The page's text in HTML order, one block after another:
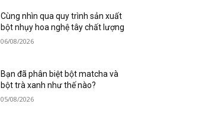
Cùng nhìn qua quy trình sản xuất
bột nhụy hoa nghệ tây chất lượng
06/08/2026
Bạn đã phân biệt bột matcha và
bột trà xanh như thế nào?
05/08/2026